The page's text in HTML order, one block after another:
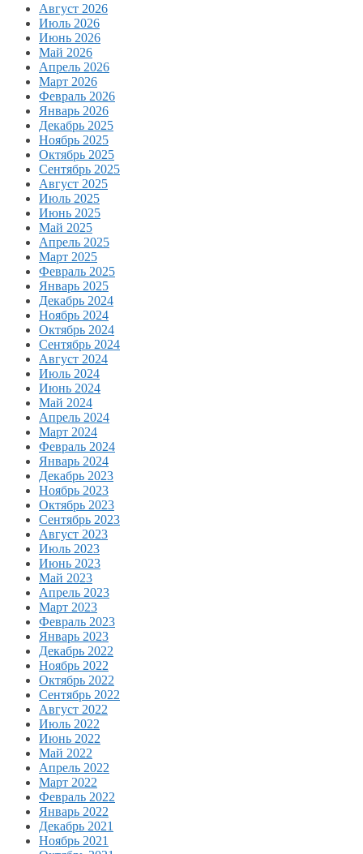
Август 2026
Июль 2026
Июнь 2026
Май 2026
Апрель 2026
Март 2026
Февраль 2026
Январь 2026
Декабрь 2025
Ноябрь 2025
Октябрь 2025
Сентябрь 2025
Август 2025
Июль 2025
Июнь 2025
Май 2025
Апрель 2025
Март 2025
Февраль 2025
Январь 2025
Декабрь 2024
Ноябрь 2024
Октябрь 2024
Сентябрь 2024
Август 2024
Июль 2024
Июнь 2024
Май 2024
Апрель 2024
Март 2024
Февраль 2024
Январь 2024
Декабрь 2023
Ноябрь 2023
Октябрь 2023
Сентябрь 2023
Август 2023
Июль 2023
Июнь 2023
Май 2023
Апрель 2023
Март 2023
Февраль 2023
Январь 2023
Декабрь 2022
Ноябрь 2022
Октябрь 2022
Сентябрь 2022
Август 2022
Июль 2022
Июнь 2022
Май 2022
Апрель 2022
Март 2022
Февраль 2022
Январь 2022
Декабрь 2021
Ноябрь 2021